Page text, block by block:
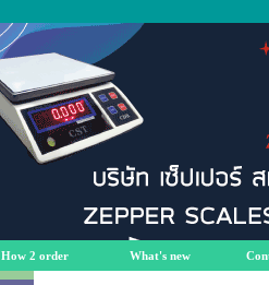
How 2 order What's new